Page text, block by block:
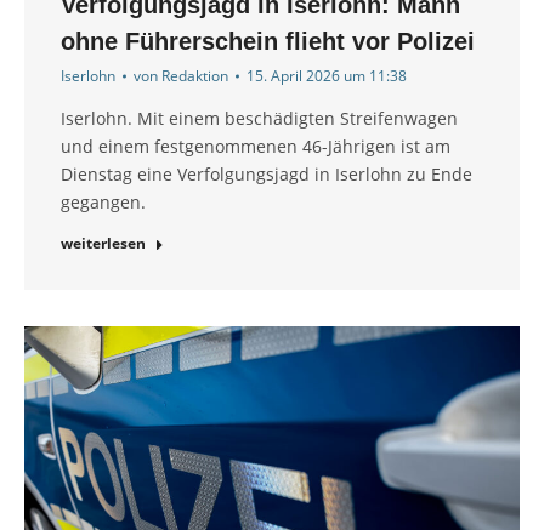
ohne Führerschein flieht vor Polizei
Iserlohn von Redaktion 15. April 2026 um 11:38
Iserlohn. Mit einem beschädigten Streifenwagen
und einem festgenommenen 46-Jährigen ist am
Dienstag eine Verfolgungsjagd in Iserlohn zu Ende
gegangen.
weiterlesen